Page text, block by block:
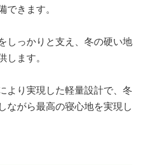
きます。
しっかりと支え、冬の硬い地
ます。
より実現した軽量設計で、冬
ながら最高の寝心地を実現し